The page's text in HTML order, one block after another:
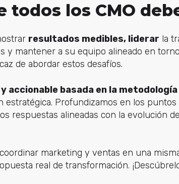
todos los CMO
resultados medibles, liderar la
y mantener a su equipo alineado en
de abordar estos desafíos.
accionable basada en la metodología
Profundizamos en los puntos
respuestas alineadas con la evolución
marketing y ventas en una
real de transformación.